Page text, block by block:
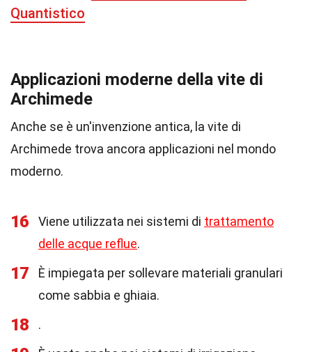
Quantistico
Applicazioni moderne della vite di
Archimede
Anche se è un'invenzione antica, la vite di
Archimede trova ancora applicazioni nel mondo
moderno.
16 Viene utilizzata nei sistemi di trattamento
delle acque reflue.
17
È impiegata per sollevare materiali granulari
come sabbia e ghiaia.
18 .